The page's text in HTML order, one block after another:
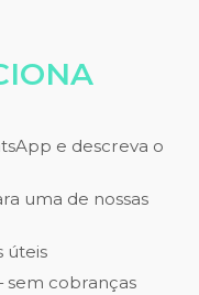
e descreva o
uma de nossas
úteis
cobranças